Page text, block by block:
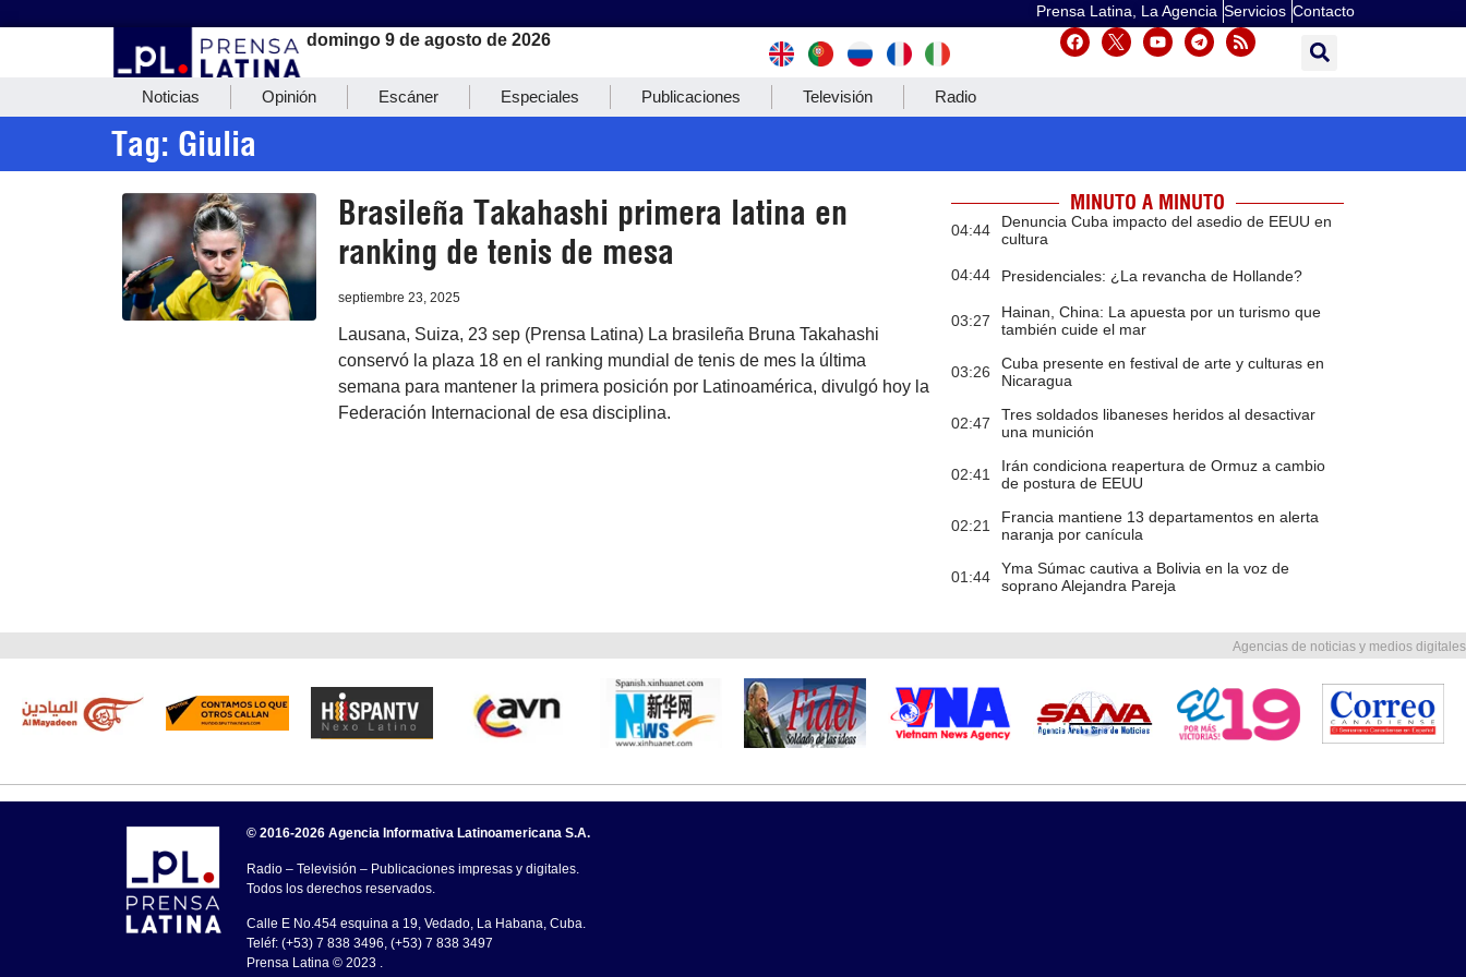
Prensa Latina, La Agencia Servicios Contacto
domingo 9 de agosto de 2026
Noticias Opinión Escáner Especiales Publicaciones Televisión Radio
Tag: Giulia
Brasileña Takahashi primera latina en
ranking de tenis de mesa
septiembre 23, 2025
Lausana, Suiza, 23 sep (Prensa Latina) La brasileña Bruna Takahashi
conservó la plaza 18 en el ranking mundial de tenis de mes la última
semana para mantener la primera posición por Latinoamérica, divulgó hoy la
Federación Internacional de esa disciplina.
MINUTO A MINUTO
04:44
Denuncia Cuba impacto del asedio de EEUU en
cultura
04:44 Presidenciales: ¿La revancha de Hollande?
03:27
Hainan, China: La apuesta por un turismo que
también cuide el mar
03:26
Cuba presente en festival de arte y culturas en
Nicaragua
02:47
Tres soldados libaneses heridos al desactivar
una munición
02:41
Irán condiciona reapertura de Ormuz a cambio
de postura de EEUU
02:21
Francia mantiene 13 departamentos en alerta
naranja por canícula
01:44
Yma Súmac cautiva a Bolivia en la voz de
soprano Alejandra Pareja
Agencias de noticias y medios digitales
© 2016-2026 Agencia Informativa Latinoamericana S.A.
Radio – Televisión – Publicaciones impresas y digitales.
Todos los derechos reservados.
Calle E No.454 esquina a 19, Vedado, La Habana, Cuba.
Teléf: (+53) 7 838 3496, (+53) 7 838 3497
Prensa Latina © 2023 .